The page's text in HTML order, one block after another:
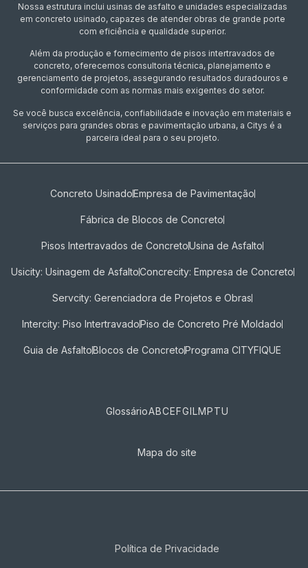
Nossa estrutura inclui usinas de asfalto e unidades especializadas
em concreto usinado, capazes de atender obras de grande porte
com eficiência e qualidade superior.
Além da produção e fornecimento de pisos intertravados de
concreto, oferecemos consultoria técnica, planejamento e
gerenciamento de projetos, assegurando resultados duradouros e
conformidade com as normas mais exigentes do setor.
Se você busca excelência, confiabilidade e inovação em materiais e
serviços para grandes obras e pavimentação urbana, a Citys é a
parceira ideal para o seu projeto.
Concreto UsinadoEmpresa de Pavimentação
Fábrica de Blocos de Concreto
Pisos Intertravados de Concreto​Usina de Asfalto
Usicity: Usinagem de AsfaltoConcrecity: Empresa de Concreto
Servcity: Gerenciadora de Projetos e Obras
Intercity: Piso IntertravadoPiso de Concreto Pré Moldado
Guia de AsfaltoBlocos de ConcretoPrograma CITYFIQUE
GlossárioABCEFGILMPTU
Mapa do site
Política de Privacidade